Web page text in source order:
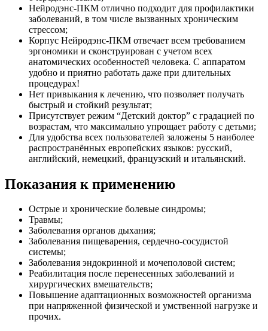
Нейродэнс-ПКМ отлично подходит для профилактики
заболеваний, в том числе вызванных хроническим
стрессом;
Корпус Нейродэнс-ПКМ отвечает всем требованием
эргономики и сконструирован с учетом всех
анатомических особенностей человека. С аппаратом
удобно и приятно работать даже при длительных
процедурах!
Нет привыкания к лечению, что позволяет получать
быстрый и стойкий результат;
Присутствует режим “Детский доктор” с градацией по
возрастам, что максимально упрощает работу с детьми;
Для удобства всех пользователей заложены 5 наиболее
распространённых европейских языков: русский,
английский, немецкий, французский и итальянский.
Показания к применению
Острые и хронические болевые синдромы;
Травмы;
Заболевания органов дыхания;
Заболевания пищеварения, сердечно-сосудистой
системы;
Заболевания эндокринной и мочеполовой систем;
Реабилитация после перенесенных заболеваний и
хирургических вмешательств;
Повышение адаптационных возможностей организма
при напряженной физической и умственной нагрузке и
прочих.